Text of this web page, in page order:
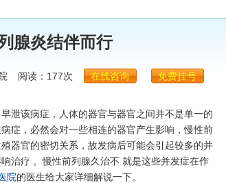
腺炎结伴而行
阅读：177次 在线咨询 免费挂号
该病症，人体的器官与器官之间并不是单一的
症，必然会对一些相连的器官产生影响，慢性前
器官的密切关系，故发病后可能会引起较多的并
治疗 。慢性前列腺久治不 就是这些并发症在作
院的医生给大家详细解说一下。